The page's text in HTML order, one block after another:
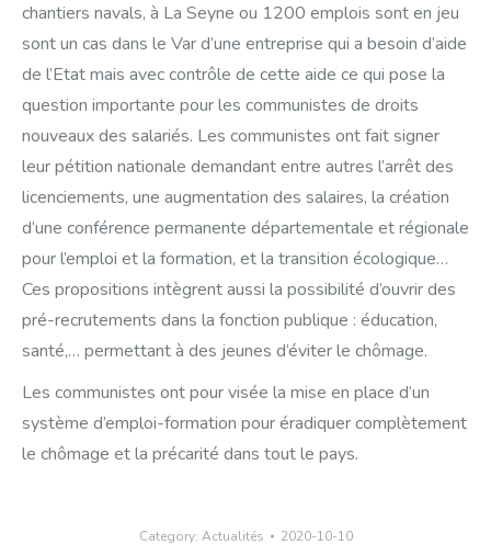
chantiers navals, à La Seyne ou 1200 emplois sont en jeu
sont un cas dans le Var d’une entreprise qui a besoin d’aide
de l’Etat mais avec contrôle de cette aide ce qui pose la
question importante pour les communistes de droits
nouveaux des salariés. Les communistes ont fait signer
leur pétition nationale demandant entre autres l’arrêt des
licenciements, une augmentation des salaires, la création
d’une conférence permanente départementale et régionale
pour l’emploi et la formation, et la transition écologique…
Ces propositions intègrent aussi la possibilité d’ouvrir des
pré-recrutements dans la fonction publique : éducation,
santé,… permettant à des jeunes d’éviter le chômage.
Les communistes ont pour visée la mise en place d’un
système d’emploi-formation pour éradiquer complètement
le chômage et la précarité dans tout le pays.
Category: Actualités 2020-10-10